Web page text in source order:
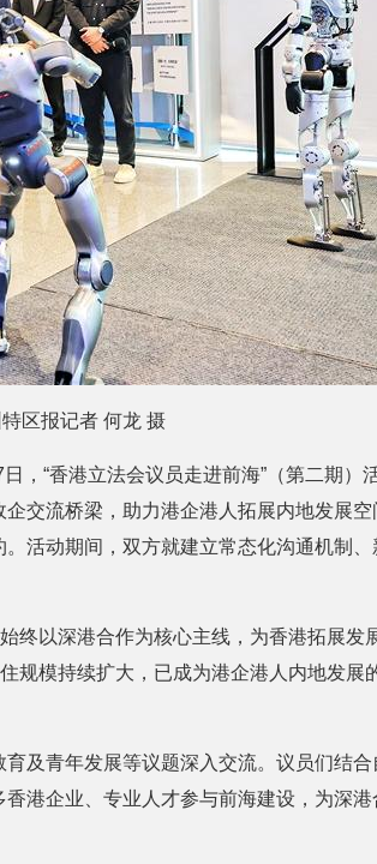
区报记者 何龙 摄
，“香港立法会议员走进前海”（第二期）
交流桥梁，助力港企港人拓展内地发展空
活动期间，双方就建立常态化沟通机制、
终以深港合作为核心主线，为香港拓展发
规模持续扩大，已成为港企港人内地发展
及青年发展等议题深入交流。议员们结合
港企业、专业人才参与前海建设，为深港